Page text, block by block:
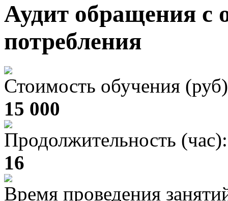
Аудит обращения с
потребления
Стоимость обучения
15 000
Продолжительность (час):
16
Время проведения